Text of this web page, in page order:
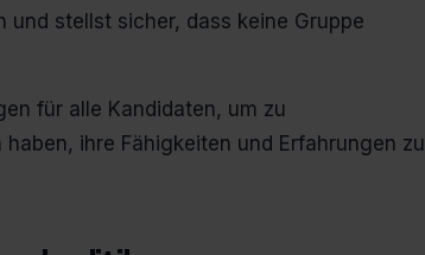
und stellst sicher, dass keine Gruppe
für alle Kandidaten, um zu
ihre Fähigkeiten und Erfahrungen zu